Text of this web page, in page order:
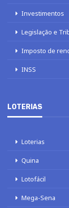
Investimentos
Legislação e
Imposto de
INSS
LOTERIAS
Loterias
Quina
Lotofácil
Mega-Sena